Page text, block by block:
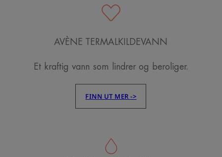
AVÈNE TERMALKILDEVANN
Et kraftig vann som lindrer og beroliger.
FINN UT MER ->